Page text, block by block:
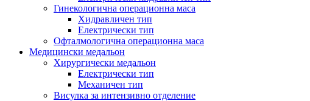
Гинекологична операционна маса
Хидравличен тип
Електрически тип
Офталмологична операционна маса
Медицински медальон
Хирургически медальон
Електрически тип
Механичен тип
Висулка за интензивно отделение